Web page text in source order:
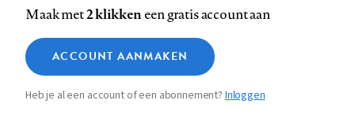
op
Facebook
op
LinkedIn
op
Bluesky
ons
op
InstagramYouTube
Footer
Contact Colofon Disclaimer Privacy
Medische vragen verdienen
betrouwbare antwoorden
Analytische cookies
Marketing cookies
Maak met2 klikkeneen gratis account aan
ACCOUNT AANMAKEN
Heb je al een account of een abonnement?Inloggen